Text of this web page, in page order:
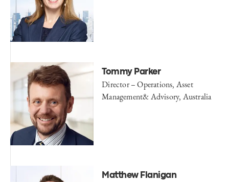
Tommy Parker
Director – Operations, Asset
Management& Advisory, Australia
Matthew Flanigan